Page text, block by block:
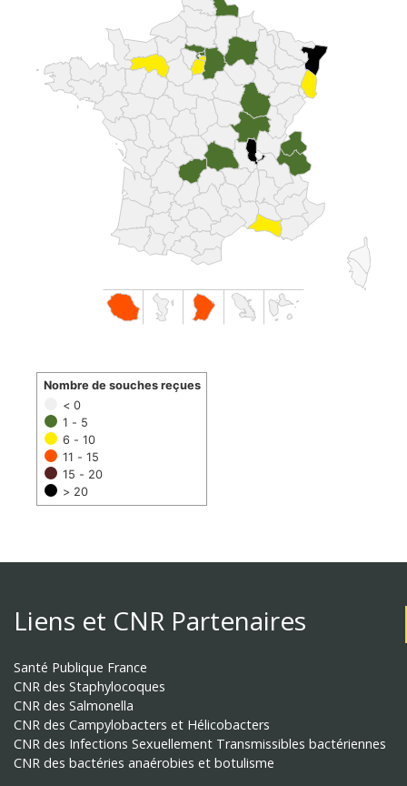
< 0
1 - 5
6 - 10
11 - 15
15 - 20
> 20
Nombre de souches reçues
Liens et CNR Partenaires
Santé Publique France
CNR des Staphylocoques
CNR des Salmonella
CNR des Campylobacters et Hélicobacters
CNR des Infections Sexuellement Transmissibles bactériennes
CNR des bactéries anaérobies et botulisme